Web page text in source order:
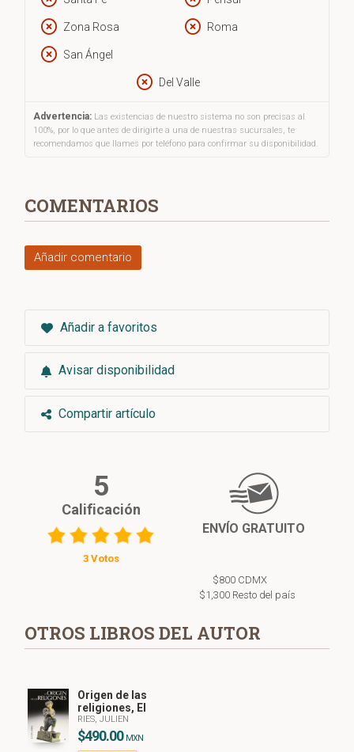
a conectar con la alteridad total de lo sagrado, se configura,
en primera instancia, como un homo symbolicus.
Zona Rosa Roma
San Ángel
Del Valle
Advertencia: Las existencias de nuestro sistema no son precisas al
100%, por lo que antes de dirigirte a una de nuestras sucursales, te
recomendamos que llames por teléfono para confirmar su disponibilidad.
COMENTARIOS
Añadir comentario
Añadir a favoritos
Avisar disponibilidad
Compartir artículo
5
Calificación
3 Votos
ENVÍO GRATUITO
$800 CDMX
$1,300 Resto del país
OTROS LIBROS DEL AUTOR
Origen de las
religiones, El
RIES, JULIEN
$490.00 MXN